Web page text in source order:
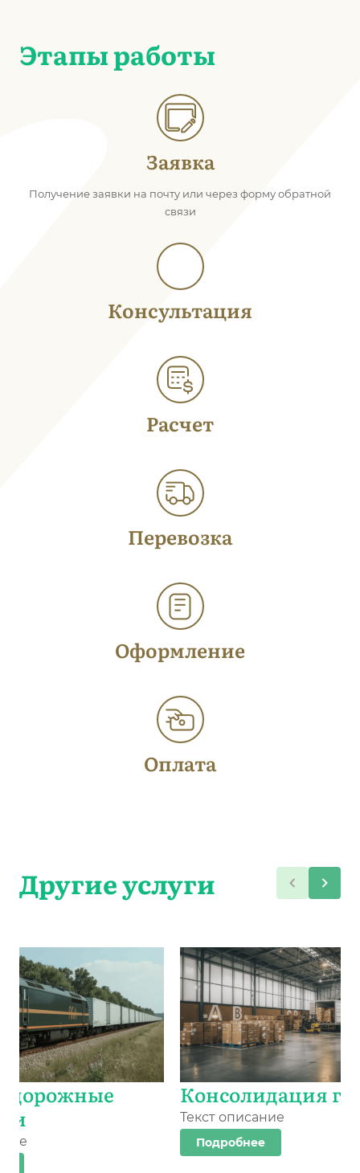
Этапы работы
Заявка
Получение заявки на почту или через форму обратной
связи
Консультация
Расчет
Перевозка
Оформление
Оплата
Другие услуги
Консолидация
Текст описание
Подробнее